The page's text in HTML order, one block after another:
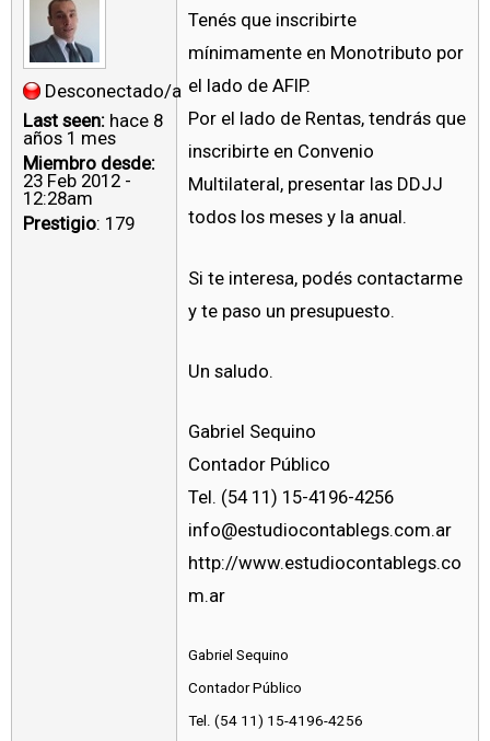
Desconectado/a
Last seen: hace 8
años 1 mes
Miembro desde:
23 Feb 2012 -
12:28am
Prestigio: 179
Tenés que inscribirte
mínimamente en Monotributo por
el lado de AFIP.
Por el lado de Rentas, tendrás que
inscribirte en Convenio
Multilateral, presentar las DDJJ
todos los meses y la anual.
Si te interesa, podés contactarme
y te paso un presupuesto.
Un saludo.
Gabriel Sequino
Contador Público
Tel. (54 11) 15-4196-4256
info@estudiocontablegs.com.ar
http://www.estudiocontablegs.co
m.ar
Gabriel Sequino
Contador Público
Tel. (54 11) 15-4196-4256